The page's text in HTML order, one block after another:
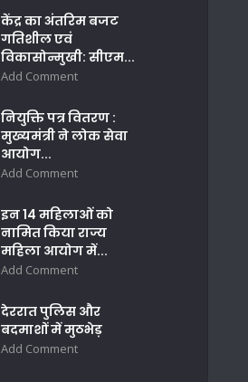
केंद्र का अंतरिम बजट
गतिशील एवं
विकासोन्मुखी: सीएम...
Add Comment
नियुक्ति पत्र वितरण :
मुख्यमंत्री ने लोक सेवा
आयोग...
Add Comment
इन 14 महिलाओं को
नामित किया राज्य
महिला आयोग में...
Add Comment
देररात पुलिस और
बदमाशों में मुठभेड़
Add Comment